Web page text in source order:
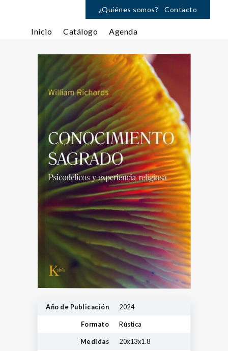
¿Quiénes somos? Contacto
Inicio Catálogo Agenda
Año de Publicación 2024
Formato Rústica
Medidas 20x13x1.8